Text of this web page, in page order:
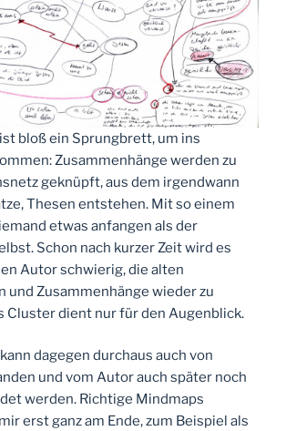
bloß ein Sprungbrett, um ins
Zusammenhänge werden zu
geknüpft, aus dem irgendwann
Thesen entstehen. Mit so einem
etwas anfangen als der
Schon nach kurzer Zeit wird es
Autor schwierig, die alten
und Zusammenhänge wieder zu
Cluster dient nur für den Augenblick.
dagegen durchaus auch von
und vom Autor auch später noch
werden. Richtige Mindmaps
erst ganz am Ende, zum Beispiel als